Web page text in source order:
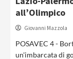
all’Olimpico
Giovanni Mazzola
POSAVEC 4 -
un'imbarcata di